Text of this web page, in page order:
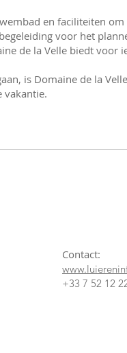
en faciliteiten om
voor het
de la Velle biedt voor
is Domaine de la
vakantie.
Contact:
+33 7 52 12